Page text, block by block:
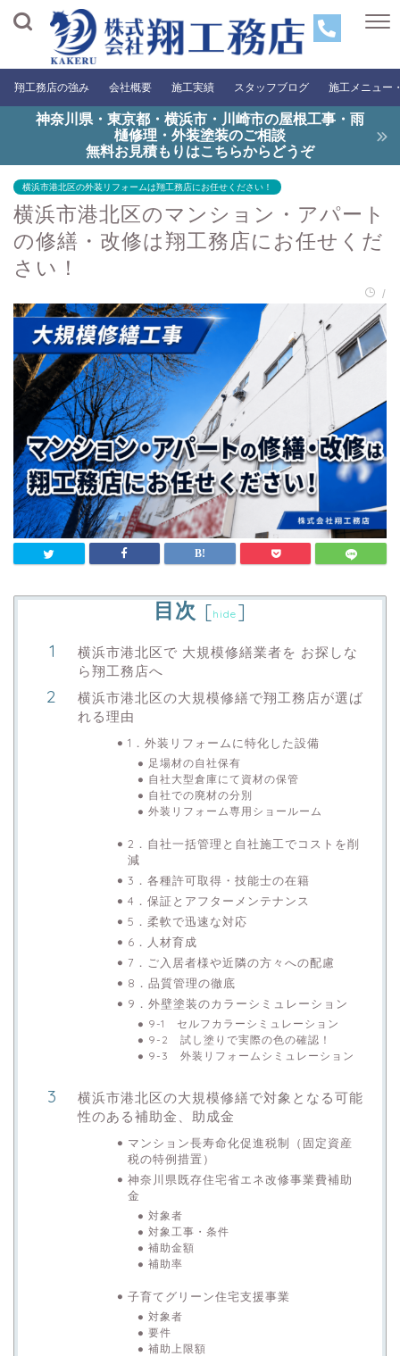
翔工務店の強み 会社概要 施工実績 スタッフブログ 施工メニュー
神奈川県・東京都・横浜市・川崎市の屋根工事・雨
樋修理・外装塗装のご相談
無料お見積もりはこちらからどうぞ
横浜市港北区の外装リフォームは翔工務店にお任せください！
横浜市港北区のマンション・アパート
の修繕・改修は翔工務店にお任せくだ
さい！
/
目次 [hide ]
横浜市港北区で 大規模修繕業者を お探しな
ら翔工務店へ
横浜市港北区の大規模修繕で翔工務店が選ば
れる理由
1．外装リフォームに特化した設備
足場材の自社保有
自社大型倉庫にて資材の保管
自社での廃材の分別
外装リフォーム専用ショールーム
2．自社一括管理と自社施工でコストを削
減
3．各種許可取得・技能士の在籍
4．保証とアフターメンテナンス
5．柔軟で迅速な対応
6．人材育成
7．ご入居者様や近隣の方々への配慮
8．品質管理の徹底
9．外壁塗装のカラーシミュレーション
9-1 セルフカラーシミュレーション
9-2 試し塗りで実際の色の確認！
9-3 外装リフォームシミュレーション
横浜市港北区の大規模修繕で対象となる可能
性のある補助金、助成金
マンション長寿命化促進税制（固定資産
税の特例措置）
神奈川県既存住宅省エネ改修事業費補助
金
対象者
対象工事・条件
補助金額
補助率
子育てグリーン住宅支援事業
対象者
要件
補助上限額